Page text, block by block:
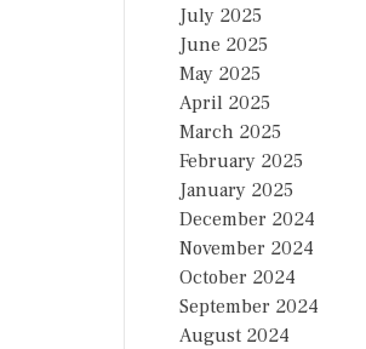
July 2025
June 2025
May 2025
April 2025
March 2025
February 2025
January 2025
December 2024
November 2024
October 2024
September 2024
August 2024